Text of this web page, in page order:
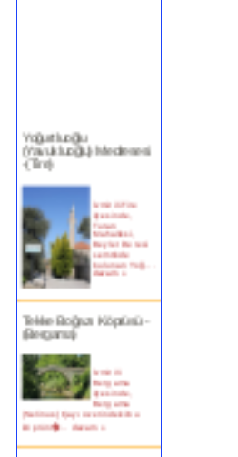
(Yavukluoğlu) Medresesi
-(Tire)
ilçesinde,
Turan
Mahallesi,
Beyler Deresi
semtinde
bulunan Yoğ...
devam »
(Bergama)
Bergama
ilçesinde,
Bergama
(Selinus) Çayı üzerindeki bu
köprün�... devam »